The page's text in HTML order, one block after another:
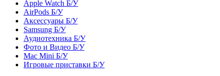
Apple Watch Б/У
AirPods Б/У
Аксессуары Б/У
Samsung Б/У
Аудиотехника Б/У
Фото и Видео Б/У
Mac Mini Б/У
Игровые приставки Б/У